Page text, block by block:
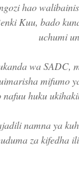
hao
Kuu, bado
uchumi
wa SADC,
mifumo
nafuu huku
namna ya
za kifedha